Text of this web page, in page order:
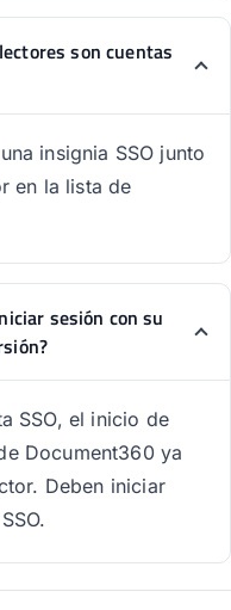
son cuentas
insignia SSO junto
en la lista de
sesión con su
SSO, el inicio de
Document360 ya
Deben iniciar